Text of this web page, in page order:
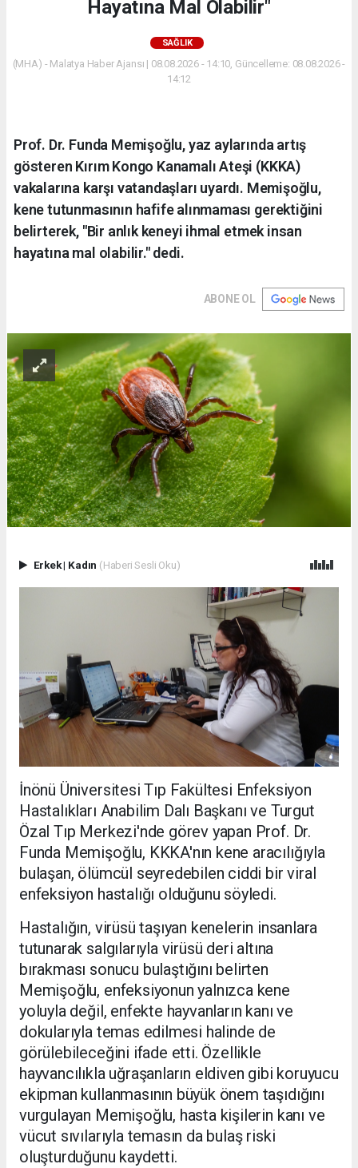
Hayatına Mal Olabilir"
SAĞLIK
(MHA) - Malatya Haber Ajansı | 08.08.2026 - 14:10, Güncelleme: 08.08.2026 -
14:12
Prof. Dr. Funda Memişoğlu, yaz aylarında artış
gösteren Kırım Kongo Kanamalı Ateşi (KKKA)
vakalarına karşı vatandaşları uyardı. Memişoğlu,
kene tutunmasının hafife alınmaması gerektiğini
belirterek, "Bir anlık keneyi ihmal etmek insan
hayatına mal olabilir." dedi.
ABONE OL
Erkek| Kadın (Haberi Sesli Oku)
İnönü Üniversitesi Tıp Fakültesi Enfeksiyon
Hastalıkları Anabilim Dalı Başkanı ve Turgut
Özal Tıp Merkezi'nde görev yapan Prof. Dr.
Funda Memişoğlu, KKKA'nın kene aracılığıyla
bulaşan, ölümcül seyredebilen ciddi bir viral
enfeksiyon hastalığı olduğunu söyledi.
Hastalığın, virüsü taşıyan kenelerin insanlara
tutunarak salgılarıyla virüsü deri altına
bırakması sonucu bulaştığını belirten
Memişoğlu, enfeksiyonun yalnızca kene
yoluyla değil, enfekte hayvanların kanı ve
dokularıyla temas edilmesi halinde de
görülebileceğini ifade etti. Özellikle
hayvancılıkla uğraşanların eldiven gibi koruyucu
ekipman kullanmasının büyük önem taşıdığını
vurgulayan Memişoğlu, hasta kişilerin kanı ve
vücut sıvılarıyla temasın da bulaş riski
oluşturduğunu kaydetti.